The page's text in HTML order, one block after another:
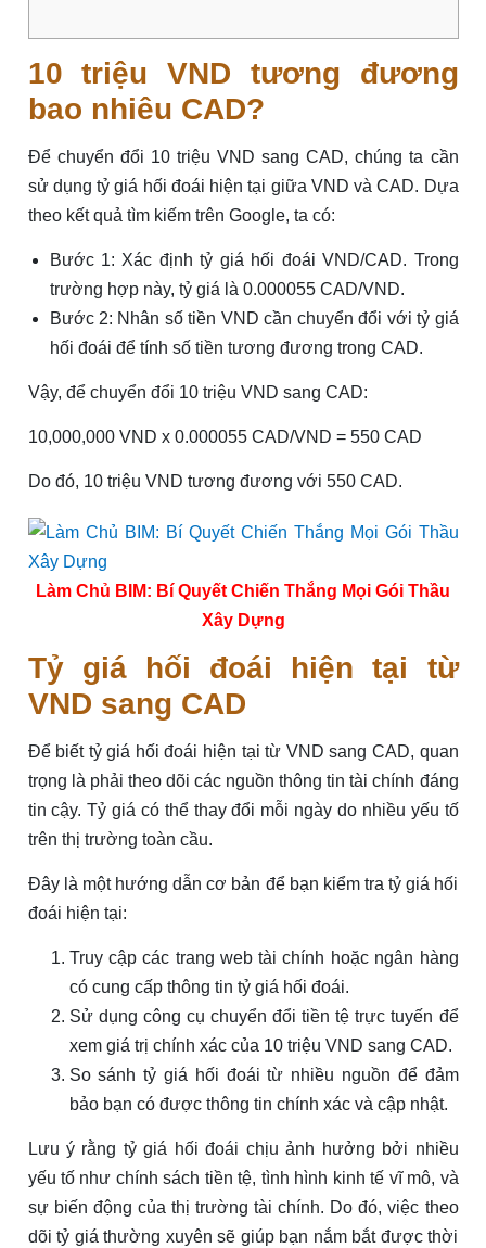
10 triệu VND tương đương
bao nhiêu CAD?
Để chuyển đổi 10 triệu VND sang CAD, chúng ta cần
sử dụng tỷ giá hối đoái hiện tại giữa VND và CAD. Dựa
theo kết quả tìm kiếm trên Google, ta có:
Bước 1: Xác định tỷ giá hối đoái VND/CAD. Trong
trường hợp này, tỷ giá là 0.000055 CAD/VND.
Bước 2: Nhân số tiền VND cần chuyển đổi với tỷ giá
hối đoái để tính số tiền tương đương trong CAD.
Vậy, để chuyển đổi 10 triệu VND sang CAD:
10,000,000 VND x 0.000055 CAD/VND = 550 CAD
Do đó, 10 triệu VND tương đương với 550 CAD.
Làm Chủ BIM: Bí Quyết Chiến Thắng Mọi Gói Thầu
Xây Dựng
Tỷ giá hối đoái hiện tại từ
VND sang CAD
Để biết tỷ giá hối đoái hiện tại từ VND sang CAD, quan
trọng là phải theo dõi các nguồn thông tin tài chính đáng
tin cậy. Tỷ giá có thể thay đổi mỗi ngày do nhiều yếu tố
trên thị trường toàn cầu.
Đây là một hướng dẫn cơ bản để bạn kiểm tra tỷ giá hối
đoái hiện tại:
Truy cập các trang web tài chính hoặc ngân hàng
có cung cấp thông tin tỷ giá hối đoái.
Sử dụng công cụ chuyển đổi tiền tệ trực tuyến để
xem giá trị chính xác của 10 triệu VND sang CAD.
So sánh tỷ giá hối đoái từ nhiều nguồn để đảm
bảo bạn có được thông tin chính xác và cập nhật.
Lưu ý rằng tỷ giá hối đoái chịu ảnh hưởng bởi nhiều
yếu tố như chính sách tiền tệ, tình hình kinh tế vĩ mô, và
sự biến động của thị trường tài chính. Do đó, việc theo
dõi tỷ giá thường xuyên sẽ giúp bạn nắm bắt được thời